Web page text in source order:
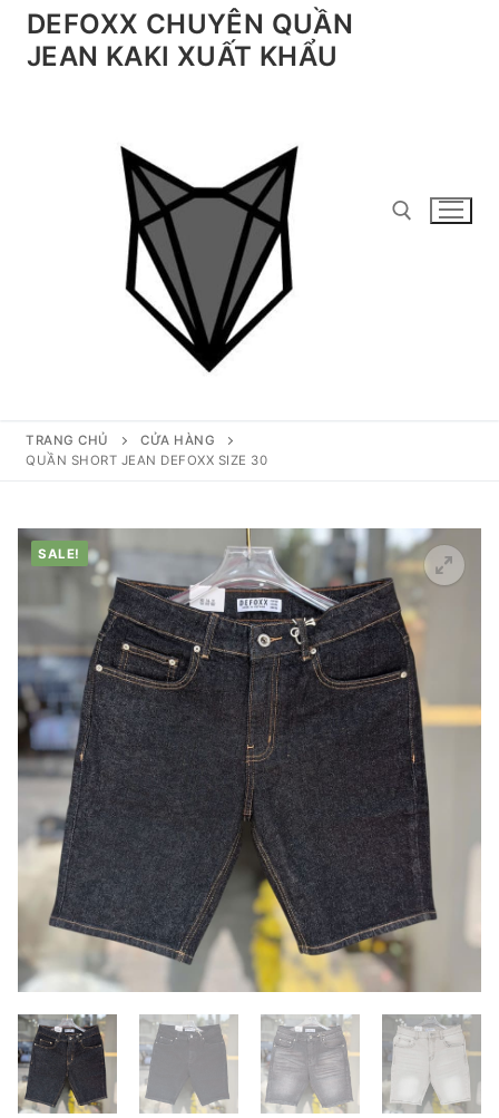
Chuyển
đếnDEFOXX CHUYÊN QUẦN
JEAN KAKI XUẤT KHẨU
Tìm kiếm cho:
TRANG CHỦ
CỬA HÀNG
QUẦN SHORT JEAN DEFOXX SIZE 30
SALE!